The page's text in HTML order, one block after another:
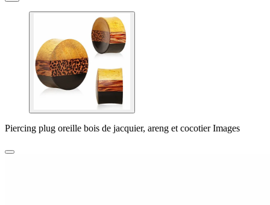
Piercing plug oreille bois de jacquier, areng et cocotier Images